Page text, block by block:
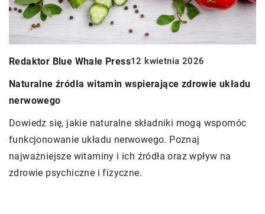
Redaktor Blue Whale Press12 kwietnia 2026
Naturalne źródła witamin wspierające zdrowie układu
nerwowego
Dowiedz się, jakie naturalne składniki mogą wspomóc
funkcjonowanie układu nerwowego. Poznaj
najważniejsze witaminy i ich źródła oraz wpływ na
zdrowie psychiczne i fizyczne.